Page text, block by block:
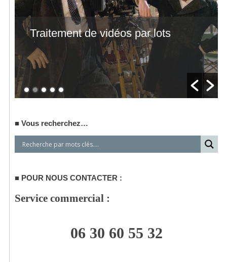
Traitement de vidéos par lots
Vous recherchez…
POUR NOUS CONTACTER :
Service commercial :
06 30 60 55 32